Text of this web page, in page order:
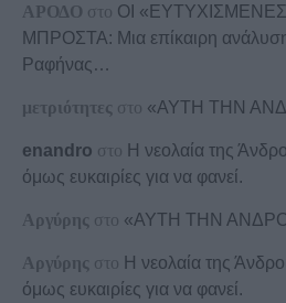
ΑΡΟΔΟ στο ΟΙ
ΜΠΡΟΣΤΑ: Μια επίκαιρη ανάλυση
Ραφήνας…
μετριότητες στο «ΑΥΤΗ ΤΗΝ
enandro στο Η νεολαία της
όμως ευκαιρίες για να φανεί.
Αργύρης στο «ΑΥΤΗ ΤΗΝ
Αργύρης στο Η νεολαία της
όμως ευκαιρίες για να φανεί.